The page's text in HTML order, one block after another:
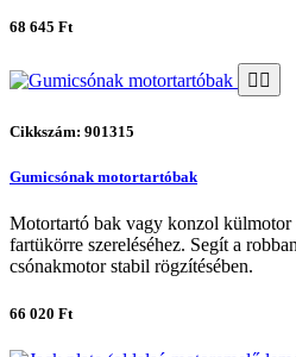
68 645 Ft
Cikkszám: 901315
Gumicsónak motortartóbak
Motortartó bak vagy konzol külmotor
fartükörre szereléséhez. Segít a
csónakmotor stabil rögzítésében.
66 020 Ft